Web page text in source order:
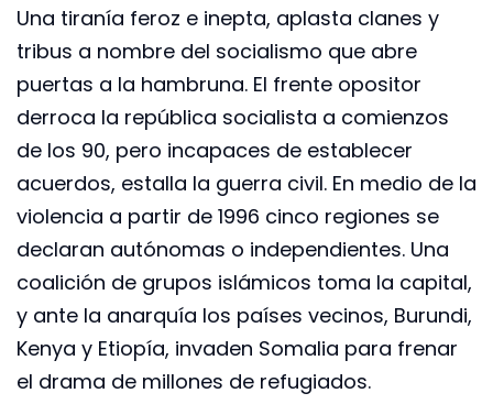
Una tiranía feroz e inepta, aplasta clanes y
tribus a nombre del socialismo que abre
puertas a la hambruna. El frente opositor
derroca la república socialista a comienzos
de los 90, pero incapaces de establecer
acuerdos, estalla la guerra civil. En medio de la
violencia a partir de 1996 cinco regiones se
declaran autónomas o independientes. Una
coalición de grupos islámicos toma la capital,
y ante la anarquía los países vecinos, Burundi,
Kenya y Etiopía, invaden Somalia para frenar
el drama de millones de refugiados.